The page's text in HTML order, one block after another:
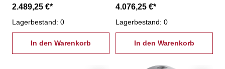
relevanten Baugruppen -
Futterkörper aus Guss -
geteilte Backen- inkl. je 1 Satz
harter Aufsatzbacken und
harter Grundbacken,
2.489,25 €*
Lagerbestand: 0
In den Warenkorb
relevanten Baugruppen -
Futterkörper aus Guss -
geteilte Backen- inkl. je 1 Satz
harter Aufsatzbacken und
harter Grundbacken,
Spannschlüssel,
4.076,25 €*
Lagerbestand: 0
In den Warenkorb